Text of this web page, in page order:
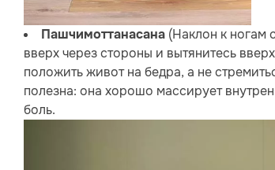
Пашчимоттанасана (Наклон к ногам
вверх через стороны и вытянитесь
положить живот на бедра, а не
полезна: она хорошо массирует
боль.